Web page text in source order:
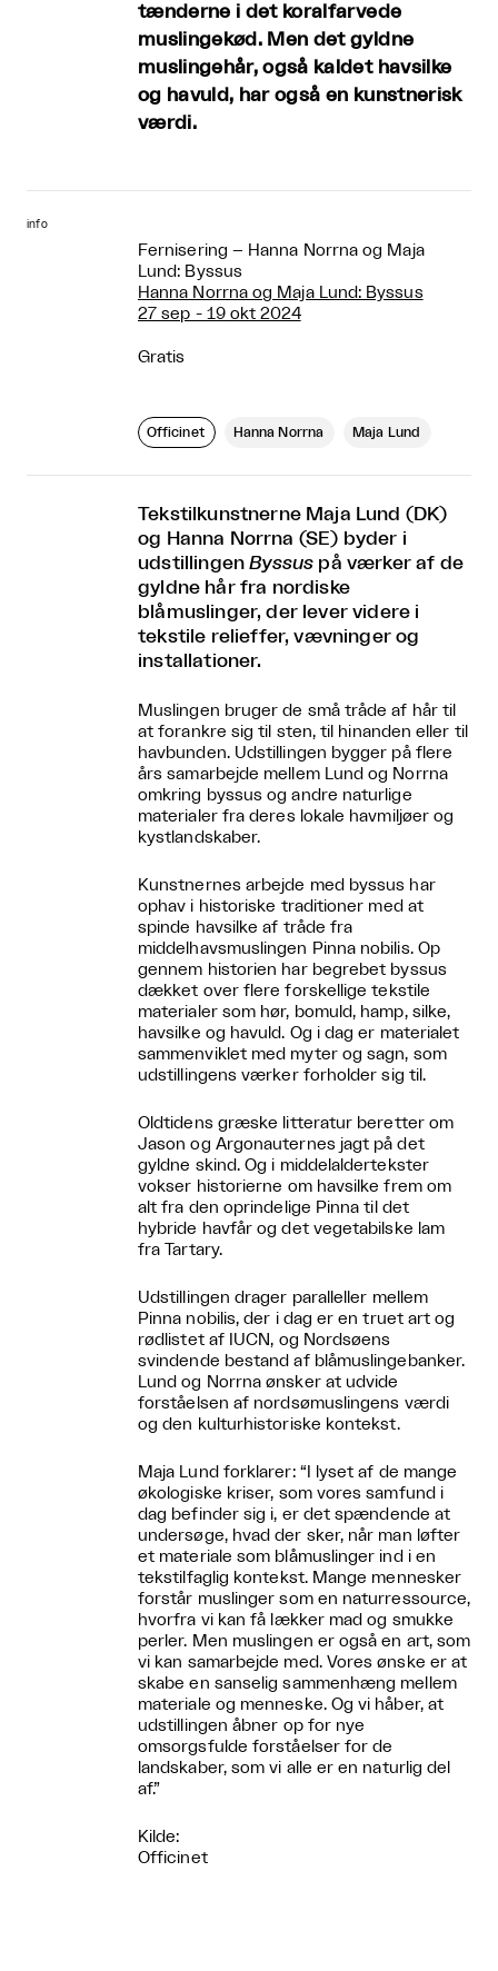
tænderne i det koralfarvede
muslingekød. Men det gyldne
muslingehår, også kaldet havsilke
og havuld, har også en kunstnerisk
værdi.
info
Fernisering – Hanna Norrna og Maja
Lund: Byssus
Hanna Norrna og Maja Lund: Byssus
27 sep - 19 okt 2024
Gratis
Officinet Hanna Norrna Maja Lund
Tekstilkunstnerne Maja Lund (DK)
og Hanna Norrna (SE) byder i
udstillingenByssus på værker af de
gyldne hår fra nordiske
blåmuslinger, der lever videre i
tekstile relieffer, vævninger og
installationer.
Muslingen bruger de små tråde af hår til
at forankre sig til sten, til hinanden eller til
havbunden. Udstillingen bygger på flere
års samarbejde mellem Lund og Norrna
omkring byssus og andre naturlige
materialer fra deres lokale havmiljøer og
kystlandskaber.
Kunstnernes arbejde med byssus har
ophav i historiske traditioner med at
spinde havsilke af tråde fra
middelhavsmuslingen Pinna nobilis. Op
gennem historien har begrebet byssus
dækket over flere forskellige tekstile
materialer som hør, bomuld, hamp, silke,
havsilke og havuld. Og i dag er materialet
sammenviklet med myter og sagn, som
udstillingens værker forholder sig til.
Oldtidens græske litteratur beretter om
Jason og Argonauternes jagt på det
gyldne skind. Og i middelaldertekster
vokser historierne om havsilke frem om
alt fra den oprindelige Pinna til det
hybride havfår og det vegetabilske lam
fra Tartary.
Udstillingen drager paralleller mellem
Pinna nobilis, der i dag er en truet art og
rødlistet af IUCN, og Nordsøens
svindende bestand af blåmuslingebanker.
Lund og Norrna ønsker at udvide
forståelsen af nordsømuslingens værdi
og den kulturhistoriske kontekst.
Maja Lund forklarer: “I lyset af de mange
økologiske kriser, som vores samfund i
dag befinder sig i, er det spændende at
undersøge, hvad der sker, når man løfter
et materiale som blåmuslinger ind i en
tekstilfaglig kontekst. Mange mennesker
forstår muslinger som en naturressource,
hvorfra vi kan få lækker mad og smukke
perler. Men muslingen er også en art, som
vi kan samarbejde med. Vores ønske er at
skabe en sanselig sammenhæng mellem
materiale og menneske. Og vi håber, at
udstillingen åbner op for nye
omsorgsfulde forståelser for de
landskaber, som vi alle er en naturlig del
af.”
Kilde:
Officinet